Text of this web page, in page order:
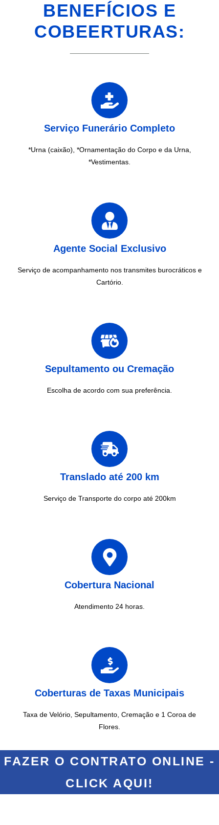
BENEFÍCIOS E
COBEERTURAS:
Serviço Funerário Completo
*Urna (caixão), *Ornamentação do Corpo e da Urna,
*Vestimentas.
Agente Social Exclusivo
Serviço de acompanhamento nos transmites burocráticos e
Cartório.
Sepultamento ou Cremação
Escolha de acordo com sua preferência.
Translado até 200 km
Serviço de Transporte do corpo até 200km
Cobertura Nacional
Atendimento 24 horas.
Coberturas de Taxas Municipais
Taxa de Velório, Sepultamento, Cremação e 1 Coroa de
Flores.
FAZER O CONTRATO ONLINE -
CLICK AQUI!